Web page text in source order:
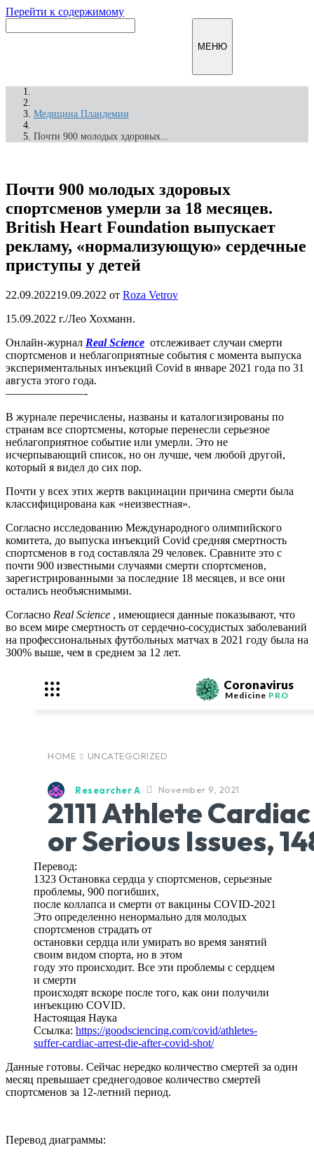
Перейти к содержимому
МЕНЮ
Медицина Пландемии
Почти 900 молодых здоровых...
Почти 900 молодых здоровых
спортсменов умерли за 18 месяцев.
British Heart Foundation выпускает
рекламу, «нормализующую» сердечные
приступы у детей
22.09.202219.09.2022 от Roza Vetrov
15.09.2022 г./Лео Хохманн.
Онлайн-журнал Real Science отслеживает случаи смерти
спортсменов и неблагоприятные события с момента выпуска
экспериментальных инъекций Covid в январе 2021 года по 31
августа этого года.
———————-
В журнале перечислены, названы и каталогизированы по
странам все спортсмены, которые перенесли серьезное
неблагоприятное событие или умерли. Это не
исчерпывающий список, но он лучше, чем любой другой,
который я видел до сих пор.
Почти у всех этих жертв вакцинации причина смерти была
классифицирована как «неизвестная».
Согласно исследованию Международного олимпийского
комитета, до выпуска инъекций Covid средняя смертность
спортсменов в год составляла 29 человек. Сравните это с
почти 900 известными случаями смерти спортсменов,
зарегистрированными за последние 18 месяцев, и все они
остались необъяснимыми.
Согласно Real Science , имеющиеся данные показывают, что
во всем мире смертность от сердечно-сосудистых заболеваний
на профессиональных футбольных матчах в 2021 году была на
300% выше, чем в среднем за 12 лет.
Перевод:
1323 Остановка сердца у спортсменов, серьезные
проблемы, 900 погибших,
после коллапса и смерти от вакцины COVID-2021
Это определенно ненормально для молодых
спортсменов страдать от
остановки сердца или умирать во время занятий
своим видом спорта, но в этом
году это происходит. Все эти проблемы с сердцем
и смерти
происходят вскоре после того, как они получили
инъекцию COVID.
Настоящая Наука
Ссылка: https://goodsciencing.com/covid/athletes-
suffer-cardiac-arrest-die-after-covid-shot/
Данные готовы. Сейчас нередко количество смертей за один
месяц превышает среднегодовое количество смертей
спортсменов за 12-летний период.
Перевод диаграммы: